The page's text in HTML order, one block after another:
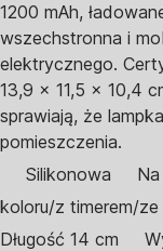
1200 mAh,
wszechstronna i
elektrycznego.
13,9 x 11,5 x 10,4
sprawiają, że
pomieszczenia.
Silikonowa
koloru/z timerem/ze
Długość 14 cm